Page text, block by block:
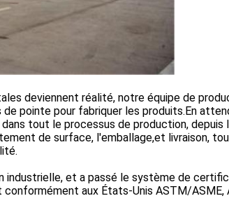
deviennent réalité, notre équipe de
pointe pour fabriquer les produits.En
tout le processus de production, depuis
de surface, l'emballage,et livraison,
et a passé le système de
aux États-Unis ASTM/ASME,